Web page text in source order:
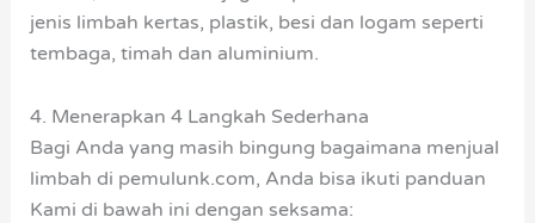
jenis limbah kertas, plastik, besi dan logam seperti
tembaga, timah dan aluminium.
4. Menerapkan 4 Langkah Sederhana
Bagi Anda yang masih bingung bagaimana menjual
limbah di pemulunk.com, Anda bisa ikuti panduan
Kami di bawah ini dengan seksama: